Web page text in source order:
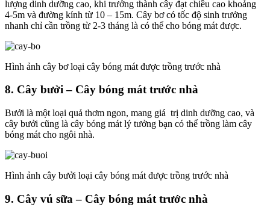
lượng dinh dưỡng cao, khi trưởng thành cây đạt chiều cao khoảng
4-5m và đường kính từ 10 – 15m. Cây bơ có tốc độ sinh trưởng
nhanh chỉ cần trồng từ 2-3 tháng là có thể cho bóng mát được.
Hình ảnh cây bơ loại cây bóng mát được trồng trước nhà
8. Cây bưởi – Cây bóng mát trước nhà
Bưởi là một loại quả thơm ngon, mang giá trị dinh dưỡng cao, và
cây bưởi cũng là cây bóng mát lý tưởng bạn có thể trồng làm cây
bóng mát cho ngôi nhà.
Hình ảnh cây bưởi loại cây bóng mát được trồng trước nhà
9. Cây vú sữa – Cây bóng mát trước nhà